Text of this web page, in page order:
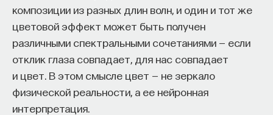
композиции из разных длин волн, и один и тот же
цветовой эффект может быть получен
различными спектральными сочетаниями — если
отклик глаза совпадает, для нас совпадает
и цвет. В этом смысле цвет — не зеркало
физической реальности, а ее нейронная
интерпретация.
намного сложнее. Проблема не только
во временном разрыве, когда результат должен
проявиться через несколько лет. Ключевой
эффект образования не раскрывается в тот
момент, когда выпускник выходит на работу, —
тогда все только начинается. Дальше человек
адаптируется и еще много лет пользуется тем,